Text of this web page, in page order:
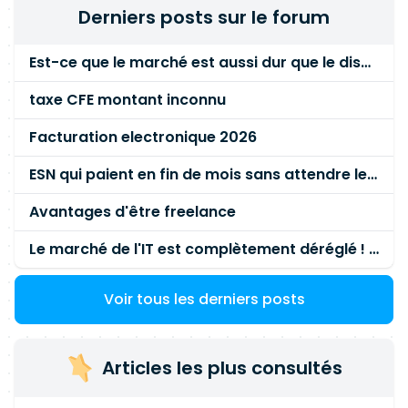
Nagios, Grafana, ITIL
scripting : Shell (Ksh, Bash), idéalement avec une
connaissance d'Ansible pour l'automatisation -
Server, PostgreSQL, Oracle, MongoDB (dans un
contexte de stratégie de sauvegarde) Les
compétences fonctionnelles attendues sont les
suivantes (par ordre de priorité) : - Capacité à
concevoir et faire évoluer des architectures de
sauvegarde - Pilotage opérationnel de projets
techniques (transformation, migration,
évolutions majeures) - Aptitude à participer aux
études de stratégie et à construire des
mise en production de solutions de sauvegarde
(tests, documentation, intégration)
Derniers posts sur le forum
Est-ce que le marché est aussi dur que le disent les commerciaux ?
taxe CFE montant inconnu
Facturation electronique 2026
ESN qui paient en fin de mois sans attendre le paiement client ?
Avantages d'être freelance
Le marché de l'IT est complètement déréglé ! STOP à cette mascarade ! Il faut s'unir et résister !
Voir tous les derniers posts
Articles les plus consultés